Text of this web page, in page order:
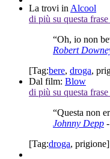
La trovi in Alcool
di più su questa frase
“Oh, io non
Robert
[Tag:bere, droga,
Dal film: Blow
di più su questa frase
“Questa non
Johnny Depp
[Tag:droga, prigione]